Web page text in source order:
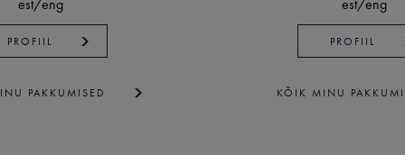
est/eng
PROFIIL
PAKKUMISED
est/eng
PROFIIL
KÕIK MINU